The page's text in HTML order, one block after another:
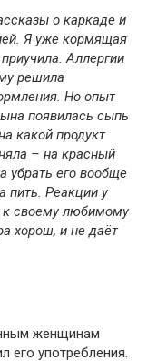
о каркаде и
Я уже кормящая
Аллергии
решила
Но опыт
появилась сыпь
какой продукт
– на красный
убрать его вообще
пить. Реакции у
к своему любимому
хорош, и не даёт
женщинам
его употребления.